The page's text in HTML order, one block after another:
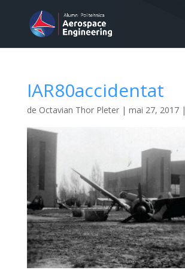
IAR80accidentat
de Octavian Thor Pleter| mai 27, 2017|